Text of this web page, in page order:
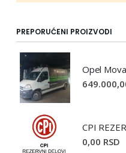
PREPORUĆENI PROIZVODI
CPI
0,00 RSD